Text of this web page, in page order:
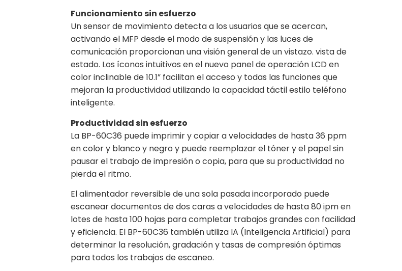
Funcionamiento sin esfuerzo
Un sensor de movimiento detecta a los usuarios que se acercan,
activando el MFP desde el modo de suspensión y las luces de
comunicación proporcionan una visión general de un vistazo. vista de
estado. Los íconos intuitivos en el nuevo panel de operación LCD en
color inclinable de 10.1” facilitan el acceso y todas las funciones que
mejoran la productividad utilizando la capacidad táctil estilo teléfono
inteligente.
Productividad sin esfuerzo
La BP-60C36 puede imprimir y copiar a velocidades de hasta 36 ppm
en color y blanco y negro y puede reemplazar el tóner y el papel sin
pausar el trabajo de impresión o copia, para que su productividad no
pierda el ritmo.
El alimentador reversible de una sola pasada incorporado puede
escanear documentos de dos caras a velocidades de hasta 80 ipm en
lotes de hasta 100 hojas para completar trabajos grandes con facilidad
y eficiencia. El BP-60C36 también utiliza IA (Inteligencia Artificial) para
determinar la resolución, gradación y tasas de compresión óptimas
para todos los trabajos de escaneo.